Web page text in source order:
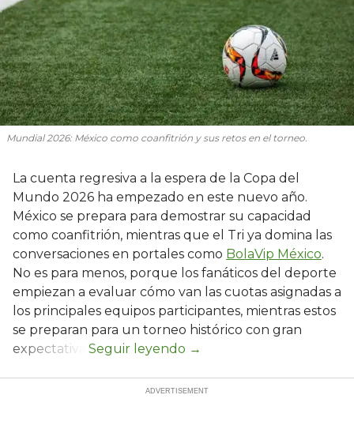
Mundial 2026: México como coanfitrión y sus retos en el torneo.
La cuenta regresiva a la espera de la Copa del
Mundo 2026 ha empezado en este nuevo año.
México se prepara para demostrar su capacidad
como coanfitrión, mientras que el Tri ya domina las
conversaciones en portales como BolaVip México.
No es para menos, porque los fanáticos del deporte
empiezan a evaluar cómo van las cuotas asignadas a
los principales equipos participantes, mientras estos
se preparan para un torneo histórico con gran
expectativa.